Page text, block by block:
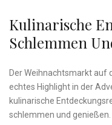
Kulinarische
Schlemmen
Der⁤ Weihnachtsmarkt auf‍
echtes⁤ Highlight in der
⁤kulinarische
schlemmen und genießen.